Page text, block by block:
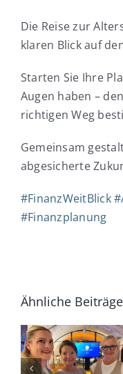
Die Reise zur
klaren Blick auf
Starten Sie Ihre
Augen haben –
richtigen Weg
Gemeinsam
abgesicherte
#FinanzWeitBlick#
#Finanzplanung
Ähnliche Beiträge